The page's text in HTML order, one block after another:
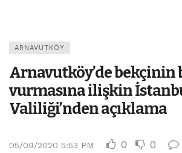
ARNAVUTKÖY
Arnavutköy’de
vurmasına ilişkin
Valiliği’nden açıklama
05/09/2020 5:53 PM 0 0